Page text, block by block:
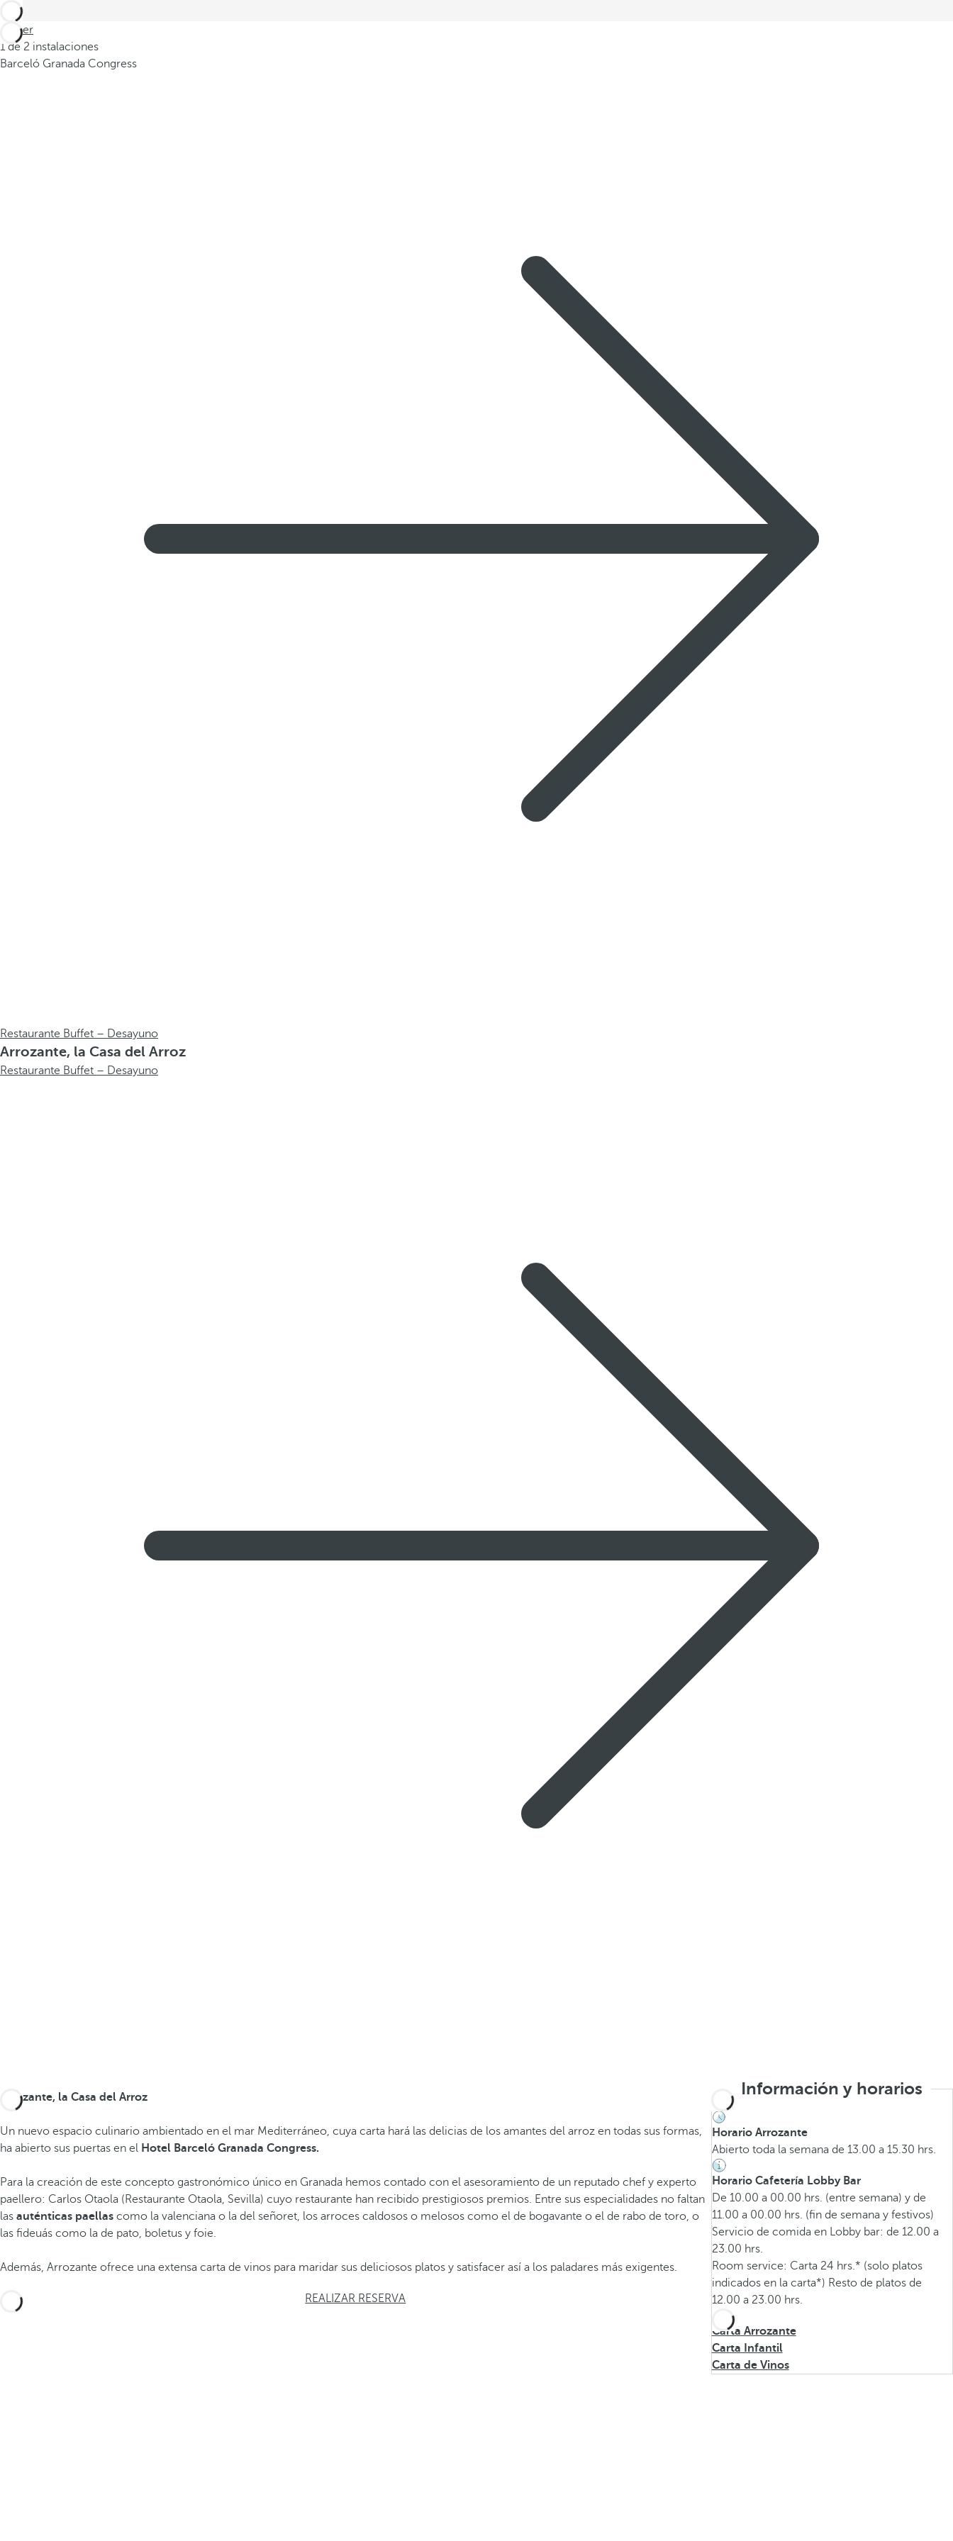
Volver
1 de 2 instalaciones
Barceló Granada Congress
Restaurante Buffet – Desayuno
Arrozante, la Casa del Arroz
Restaurante Buffet – Desayuno
Arrozante, la Casa del Arroz
Un nuevo espacio culinario ambientado en el mar Mediterráneo, cuya carta hará las delicias de los amantes del arroz en todas sus formas,
ha abierto sus puertas en el Hotel Barceló Granada Congress.
Para la creación de este concepto gastronómico único en Granada hemos contado con el asesoramiento de un reputado chef y experto
paellero: Carlos Otaola (Restaurante Otaola, Sevilla) cuyo restaurante han recibido prestigiosos premios. Entre sus especialidades no faltan
las auténticas paellas como la valenciana o la del señoret, los arroces caldosos o melosos como el de bogavante o el de rabo de toro, o
las fideuás como la de pato, boletus y foie.
Además, Arrozante ofrece una extensa carta de vinos para maridar sus deliciosos platos y satisfacer así a los paladares más exigentes.
REALIZAR RESERVA
Información y horarios
Horario Arrozante
Abierto toda la semana de 13.00 a 15.30 hrs.
Horario Cafetería Lobby Bar
De 10.00 a 00.00 hrs. (entre semana) y de
11.00 a 00.00 hrs. (fin de semana y festivos)
Servicio de comida en Lobby bar: de 12.00 a
23.00 hrs.
Room service: Carta 24 hrs.* (solo platos
indicados en la carta*) Resto de platos de
12.00 a 23.00 hrs.
Carta Arrozante
Carta Infantil
Carta de Vinos